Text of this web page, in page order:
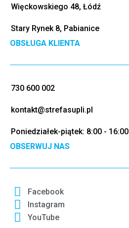
Więckowskiego 48, Łódź
Stary Rynek 8, Pabianice
OBSŁUGA KLIENTA
730 600 002
kontakt@strefasupli.pl
Poniedziałek-piątek: 8:00 - 16:00
OBSERWUJ NAS
Facebook
Instagram
YouTube